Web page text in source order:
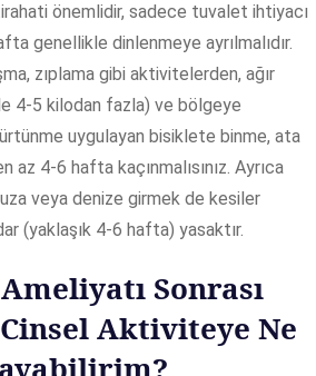
önemlidir, sadece tuvalet ihtiyacı
genellikle dinlenmeye ayrılmalıdır.
zıplama gibi aktivitelerden, ağır
4-5 kilodan fazla) ve bölgeye
uygulayan bisiklete binme, ata
az 4-6 hafta kaçınmalısınız. Ayrıca
veya denize girmek de kesiler
(yaklaşık 4-6 hafta) yasaktır.
Sonrası
Aktiviteye Ne